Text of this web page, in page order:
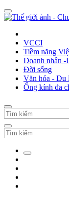
VCCI
Tiềm năng
Doanh nhân -
Đời sống
Văn hóa - Du
Ống kính đa